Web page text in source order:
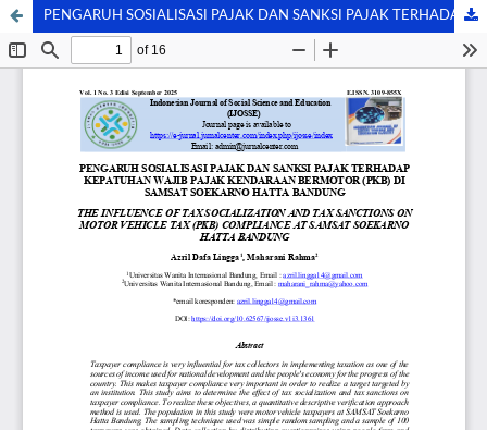
PENGARUH SOSIALISASI PAJAK DAN SANKSI PAJAK TERHADAP KEPATUHAN WAJIB PAJAK KENDARAAN BERMOTOR (PKB) DI SAMSAT SOEKARNO HATTA BANDUNG